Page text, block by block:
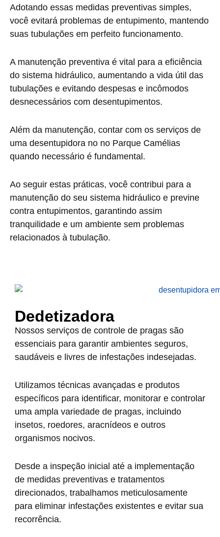
Adotando essas medidas preventivas simples,
você evitará problemas de entupimento, mantendo
suas tubulações em perfeito funcionamento.
A manutenção preventiva é vital para a eficiência
do sistema hidráulico, aumentando a vida útil das
tubulações e evitando despesas e incômodos
desnecessários com desentupimentos.
Além da manutenção, contar com os serviços de
uma desentupidora no no Parque Camélias
quando necessário é fundamental.
Ao seguir estas práticas, você contribui para a
manutenção do seu sistema hidráulico e previne
contra entupimentos, garantindo assim
tranquilidade e um ambiente sem problemas
relacionados à tubulação.
Dedetizadora
Nossos serviços de controle de pragas são
essenciais para garantir ambientes seguros,
saudáveis e livres de infestações indesejadas.
Utilizamos técnicas avançadas e produtos
específicos para identificar, monitorar e controlar
uma ampla variedade de pragas, incluindo
insetos, roedores, aracnídeos e outros
organismos nocivos.
Desde a inspeção inicial até a implementação
de medidas preventivas e tratamentos
direcionados, trabalhamos meticulosamente
para eliminar infestações existentes e evitar sua
recorrência.